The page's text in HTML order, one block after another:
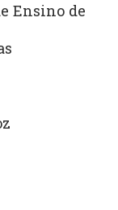
Ensino de
Compliance